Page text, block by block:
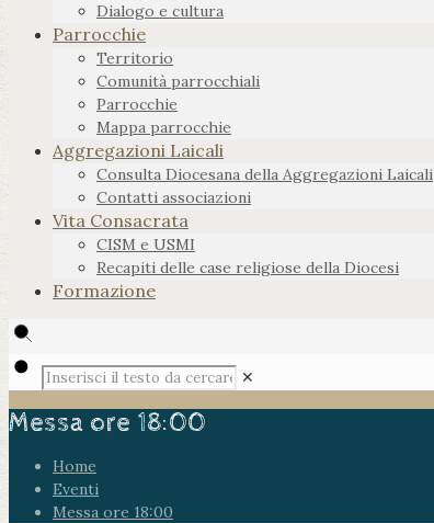
Dialogo e cultura
Parrocchie
Territorio
Comunità parrocchiali
Parrocchie
Mappa parrocchie
Aggregazioni Laicali
Consulta Diocesana della Aggregazioni Laicali
Contatti associazioni
Vita Consacrata
CISM e USMI
Recapiti delle case religiose della Diocesi
Formazione
✕
Messa ore 18:00
Home
Eventi
Messa ore 18:00